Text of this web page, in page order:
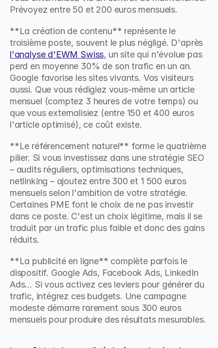
Prévoyez entre 50 et 200 euros mensuels.
**La création de contenu** représente le
l'analyse d'EWM Swiss, un site qui n'évolue pas
perd en moyenne 30% de son trafic en un an.
Google favorise les sites vivants. Vos visiteurs
aussi. Que vous rédigiez vous-même un article
mensuel (comptez 3 heures de votre temps) ou
que vous externalisiez (entre 150 et 400 euros
l'article optimisé), ce coût existe.
**Le référencement naturel** forme le quatrième
pilier. Si vous investissez dans une stratégie SEO
– audits réguliers, optimisations techniques,
netlinking – ajoutez entre 300 et 1 500 euros
mensuels selon l'ambition de votre stratégie.
Certaines PME font le choix de ne pas investir
dans ce poste. C'est un choix légitime, mais il se
traduit par un trafic plus faible et donc des gains
réduits.
**La publicité en ligne** complète parfois le
dispositif. Google Ads, Facebook Ads, LinkedIn
Ads... Si vous activez ces leviers pour générer du
trafic, intégrez ces budgets. Une campagne
modeste démarre rarement sous 300 euros
mensuels pour produire des résultats mesurables.